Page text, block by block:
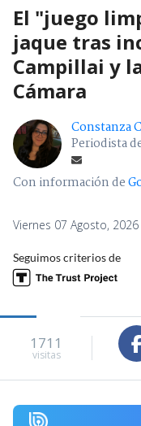
El "juego
jaque tras
Campillai y
Cámara
Constanza
Periodista
Con información de
Viernes 07 Agosto,
Seguimos criterios de
1711
visitas